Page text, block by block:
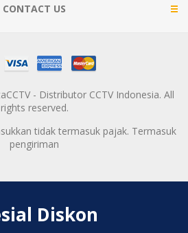
CONTACT US
- Distributor CCTV Indonesia. All
rights reserved.
tidak termasuk pajak. Termasuk
pengiriman
Diskon